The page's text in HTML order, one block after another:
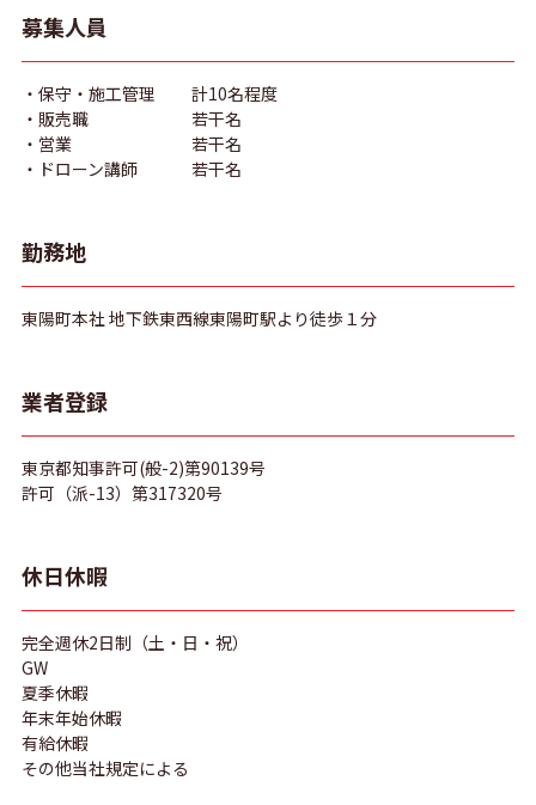
募集人員
保守・施工管理
計10名程度
販売職
若干名
営業
若干名
ドローン講師
若干名
勤務地
東陽町本社 地下鉄東西線東陽町駅より徒歩１分
業者登録
東京都知事許可(般-2)第90139号
許可（派-13）第317320号
休日休暇
完全週休2日制（土・日・祝）
GW
夏季休暇
年末年始休暇
有給休暇
その他当社規定による